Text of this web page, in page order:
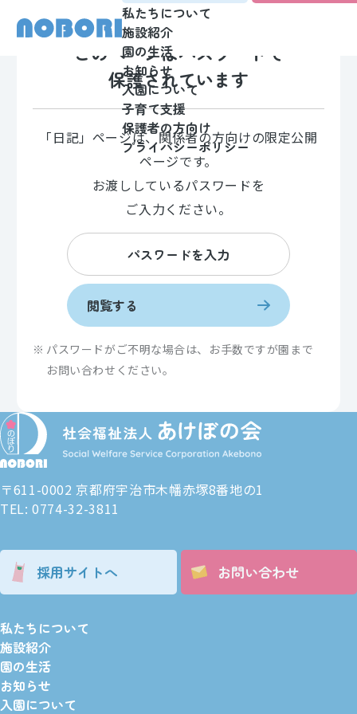
私たちについて
施設紹介
園の生活
お知らせ
入園について
子育て支援
保護者の方向け
プライバシーポリシー
このページはパスワードで
保護されています
「日記」ページは、関係者の方向けの限定公開
ページです。
お渡ししているパスワードを
ご入力ください。
閲覧する
パスワードがご不明な場合は、お手数ですが園まで
お問い合わせください。
〒611-0002 京都府宇治市木幡赤塚8番地の1
TEL: 0774-32-3811
採用サイトへ お問い合わせ
私たちについて
施設紹介
園の生活
お知らせ
入園について